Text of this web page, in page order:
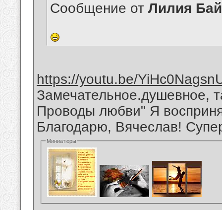
Сообщение от Лилия
https://youtu.be/
Замечательное.душевное,
Проводы любви" Я
Благодарю, Вячеслав!
Миниатюры